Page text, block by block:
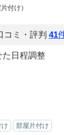
付け）
コミ・評判 41
日程調整
部屋片付け